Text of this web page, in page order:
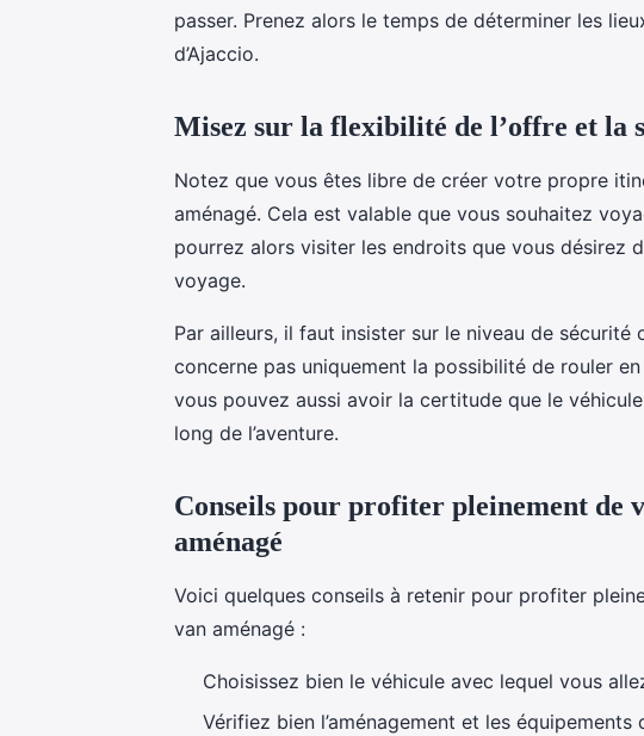
passer. Prenez alors le temps de déterminer les
d’Ajaccio.
Misez sur la flexibilité de l’offre et la
Notez que vous êtes libre de créer votre propre
aménagé. Cela est valable que vous souhaitez
pourrez alors visiter les endroits que vous désirez
voyage.
Par ailleurs, il faut insister sur le niveau de
concerne pas uniquement la possibilité de rouler
vous pouvez aussi avoir la certitude que le
long de l’aventure.
Conseils pour profiter pleinement de
aménagé
Voici quelques conseils à retenir pour profiter
van aménagé :
Choisissez bien le véhicule avec lequel vous
Vérifiez bien l’aménagement et les équipements